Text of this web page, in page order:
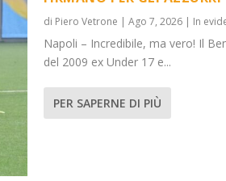
di Piero Vetrone | Ago 7, 2026| In
Napoli – Incredibile, ma vero! Il
del 2009 ex Under 17 e...
PER SAPERNE DI PIÙ